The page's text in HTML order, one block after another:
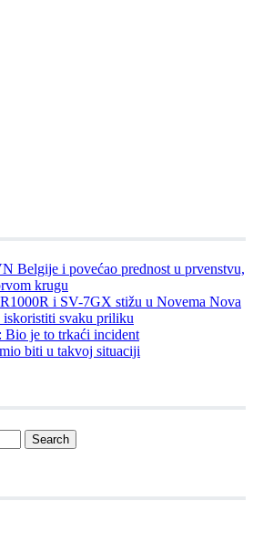
Belgije i povećao prednost u prvenstvu,
krugu
i SV-7GX stižu u Novema Nova
svaku priliku
Bio je to trkaći incident
biti u takvoj situaciji
Search